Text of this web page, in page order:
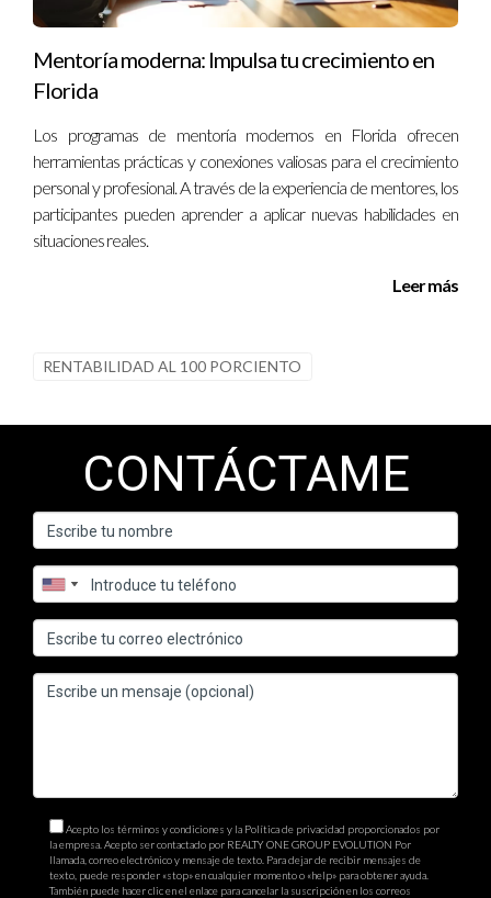
Mentoría moderna: Impulsa tu crecimiento en
Florida
Los programas de mentoría modernos en Florida ofrecen
herramientas prácticas y conexiones valiosas para el crecimiento
personal y profesional. A través de la experiencia de mentores, los
participantes pueden aprender a aplicar nuevas habilidades en
situaciones reales.
Leer más
RENTABILIDAD AL 100 PORCIENTO
CONTÁCTAME
Acepto los términos y condiciones y la Política de privacidad proporcionados por
la empresa. Acepto ser contactado por REALTY ONE GROUP EVOLUTION Por
llamada, correo electrónico y mensaje de texto. Para dejar de recibir mensajes de
texto, puede responder «stop» en cualquier momento o «help» para obtener ayuda.
También puede hacer clic en el enlace para cancelar la suscripción en los correos